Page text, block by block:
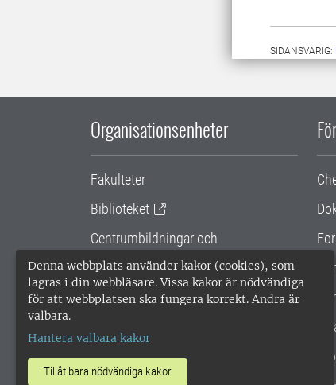
Denna webbplats använder kakor (cookies), som
lagras i din webbläsare. Vissa kakor är nödvändiga
för att webbplatsen ska fungera korrekt. Andra är
valbara.
Hantera valbara kakor
Tillåt bara nödvändiga kakor
SIDANSVARIG:
Organisationsenheter
Fakulteter
Biblioteket
Centrumbildningar och
samarbetsprojekt
Gemensamma verksamhetsstödet